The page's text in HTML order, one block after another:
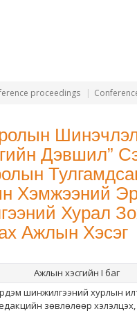
proceedings
Дэвшил”
Хэмжээний
Хурал
Ажлын Хэсэг
Ажлын хэсгийн I баг
шинжилгээний хурлын
зөвлөлөөр хэлэлцэх,